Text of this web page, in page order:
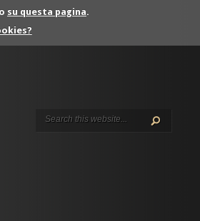
su questa pagina.